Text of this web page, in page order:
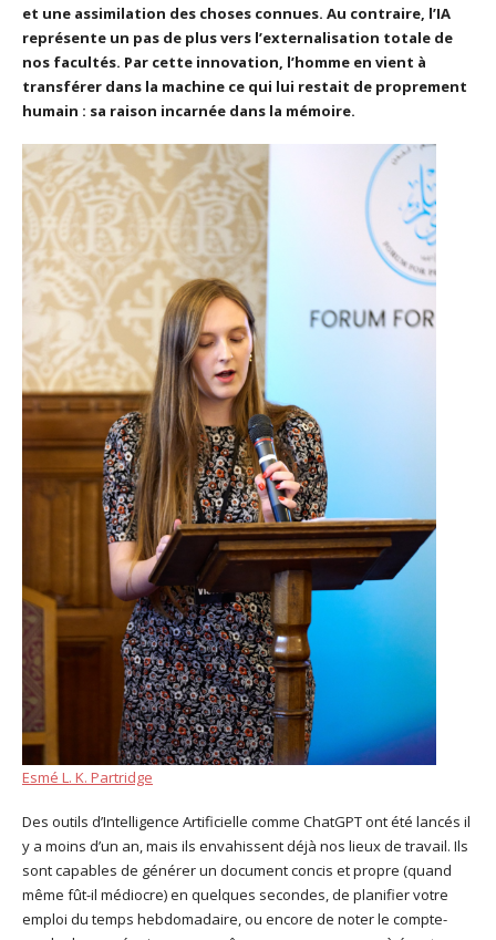
et une assimilation des choses connues. Au contraire, l’IA
représente un pas de plus vers l’externalisation totale de
nos facultés. Par cette innovation, l’homme en vient à
transférer dans la machine ce qui lui restait de proprement
humain : sa raison incarnée dans la mémoire.
Esmé L. K. Partridge
Des outils d’Intelligence Artificielle comme ChatGPT ont été lancés il
y a moins d’un an, mais ils envahissent déjà nos lieux de travail. Ils
sont capables de générer un document concis et propre (quand
même fût-il médiocre) en quelques secondes, de planifier votre
emploi du temps hebdomadaire, ou encore de noter le compte-